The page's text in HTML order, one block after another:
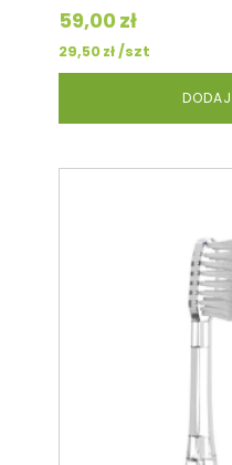
59,00 zł
29,50zł/szt